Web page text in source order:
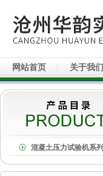
网站首页 关于我们
混凝土压力试验机系列